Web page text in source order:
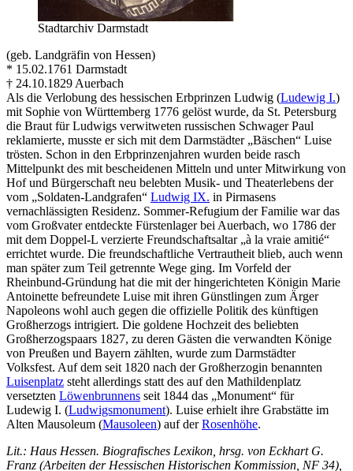
Stadtarchiv Darmstadt
(geb. Landgräfin von Hessen)
* 15.02.1761 Darmstadt
† 24.10.1829 Auerbach
Als die Verlobung des hessischen Erbprinzen Ludwig (Ludewig I.)
mit Sophie von Württemberg 1776 gelöst wurde, da St. Petersburg
die Braut für Ludwigs verwitweten russischen Schwager Paul
reklamierte, musste er sich mit dem Darmstädter „Bäschen“ Luise
trösten. Schon in den Erbprinzenjahren wurden beide rasch
Mittelpunkt des mit bescheidenen Mitteln und unter Mitwirkung von
Hof und Bürgerschaft neu belebten Musik- und Theaterlebens der
vom „Soldaten-Landgrafen“ Ludwig IX. in Pirmasens
vernachlässigten Residenz. Sommer-Refugium der Familie war das
vom Großvater entdeckte Fürstenlager bei Auerbach, wo 1786 der
mit dem Doppel-L verzierte Freundschaftsaltar „à la vraie amitié“
errichtet wurde. Die freundschaftliche Vertrautheit blieb, auch wenn
man später zum Teil getrennte Wege ging. Im Vorfeld der
Rheinbund-Gründung hat die mit der hingerichteten Königin Marie
Antoinette befreundete Luise mit ihren Günstlingen zum Ärger
Napoleons wohl auch gegen die offizielle Politik des künftigen
Großherzogs intrigiert. Die goldene Hochzeit des beliebten
Großherzogspaars 1827, zu deren Gästen die verwandten Könige
von Preußen und Bayern zählten, wurde zum Darmstädter
Volksfest. Auf dem seit 1820 nach der Großherzogin benannten
Luisenplatz steht allerdings statt des auf den Mathildenplatz
versetzten Löwenbrunnens seit 1844 das „Monument“ für
Ludewig I. (Ludwigsmonument). Luise erhielt ihre Grabstätte im
Alten Mausoleum (Mausoleen) auf derRosenhöhe.
Lit.: Haus Hessen. Biografisches Lexikon, hrsg. von Eckhart G.
Franz (Arbeiten der Hessischen Historischen Kommission, NF 34),